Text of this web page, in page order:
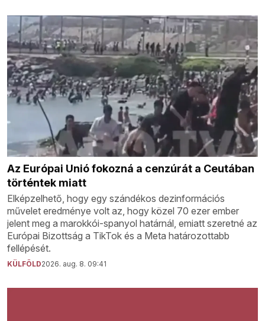
Az Európai Unió fokozná a cenzúrát a Ceutában
történtek miatt
Elképzelhető, hogy egy szándékos dezinformációs
művelet eredménye volt az, hogy közel 70 ezer ember
jelent meg a marokkói-spanyol határnál, emiatt szeretné az
Európai Bizottság a TikTok és a Meta határozottabb
fellépését.
KÜLFÖLD2026. aug. 8. 09:41